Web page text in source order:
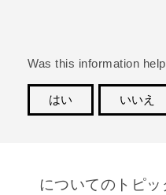
Was this information
はい
いいえ
についてのトピ